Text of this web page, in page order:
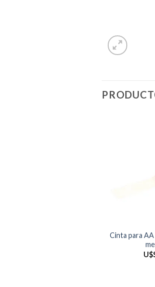
Cinta para